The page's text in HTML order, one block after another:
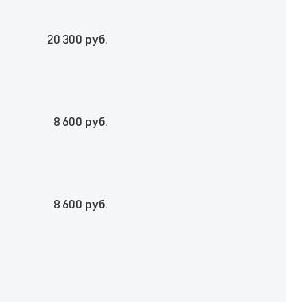
20 300 руб.
8 600 руб.
8 600 руб.